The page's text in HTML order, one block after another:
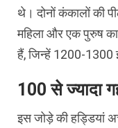
थे। दोनों कंकालों की
महिला और एक पुरुष
हैं, जिन्हें 1200-1300
100 से ज्यादा
इस जोड़े की हड्डियां